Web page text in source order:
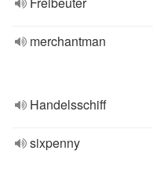
merchantman
Handelsschiff
sixpenny